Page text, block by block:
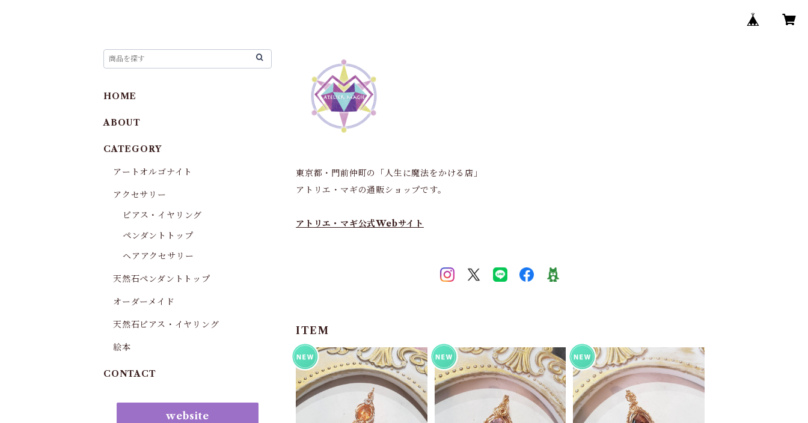
東京都・門前仲町の「人生に魔法をかける店」
アトリエ・マギの通販ショップです。
アトリエ・マギ公式Webサイト
ITEM
HOME
ABOUT
CATEGORY
アートオルゴナイト
アクセサリー
ピアス・イヤリング
ペンダントトップ
ヘアアクセサリー
天然石ペンダントトップ
オーダーメイド
天然石ピアス・イヤリング
絵本
CONTACT
website